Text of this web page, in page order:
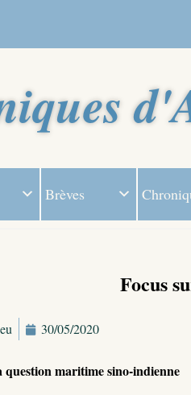
Brèves
Focus
30/05/2020
question maritime sino-indienne